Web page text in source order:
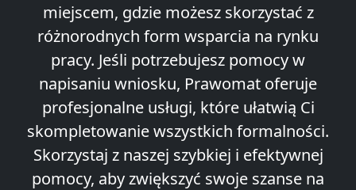
miejscem, gdzie możesz skorzystać z
różnorodnych form wsparcia na rynku
pracy. Jeśli potrzebujesz pomocy w
napisaniu wniosku, Prawomat oferuje
profesjonalne usługi, które ułatwią Ci
skompletowanie wszystkich formalności.
Skorzystaj z naszej szybkiej i efektywnej
pomocy, aby zwiększyć swoje szanse na